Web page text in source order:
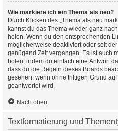
Wie markiere ich ein Thema als neu?
Durch Klicken des „Thema als neu
kannst du das Thema wieder ganz
holen. Wenn du den entsprechenden
möglicherweise deaktiviert oder seit
genügend Zeit vergangen. Es ist auch
holen, indem du einfach eine Antwort
dass du die Regeln dieses Boards
gesehen, wenn ohne triftigen Grund
geantwortet wird.
Nach oben
Textformatierung und